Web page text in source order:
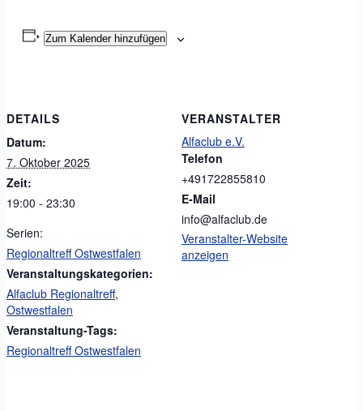
Zum Kalender hinzufügen
DETAILS
Datum:
7. Oktober 2025
Zeit:
19:00 - 23:30
Serien:
Regionaltreff Ostwestfalen
Veranstaltungskategorien:
Alfaclub Regionaltreff,
Ostwestfalen
Veranstaltung-Tags:
Regionaltreff Ostwestfalen
VERANSTALTER
Alfaclub e.V.
Telefon
+491722855810
E-Mail
info@alfaclub.de
Veranstalter-Website
anzeigen